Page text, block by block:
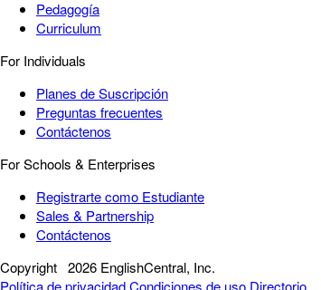
Pedagogía
Curriculum
For Individuals
Planes de Suscripción
Preguntas frecuentes
Contáctenos
For Schools & Enterprises
Registrarte como Estudiante
Sales & Partnership
Contáctenos
Copyright 2026 EnglishCentral, Inc.